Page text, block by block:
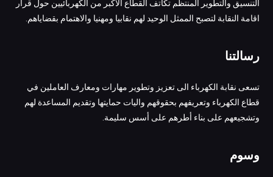
التنسيق والتطوير المنتظم تكاتف القطاع الاكبر من الكهربائيين حول قرار
اقامة النقابة لتصبح الممثل الوحيد لهم نقابيا ومهنيا والاهتمام بقضاياهم.
رسالتنا
تسعى نقابة الكهرباء الى تعزيز وتطوير مهارات ومعارف العاملين في
قطاع الكهرباء وتعريفهم بحقوقهم واليات حمايتها وتقديم المساعدة لهم
وتشجيعهم على بناء أطرهم على أسس سليمة.
وسوم